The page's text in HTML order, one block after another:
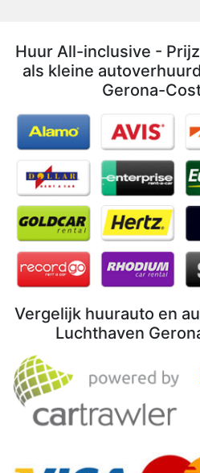
Huur All-inclusive -
als kleine
Gerona-
Vergelijk huurauto en
Luchthaven